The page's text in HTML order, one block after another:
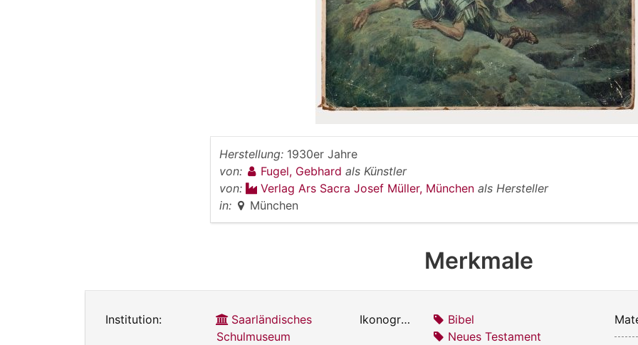
Herstellung: 1930er Jahre
von:
Fugel, Gebhard als Künstler
von:
Verlag Ars Sacra Josef Müller, München als Hersteller
in:
München
Merkmale
Institution:
Saarländisches
Schulmuseum
Ikonografie:
Bibel
Neues Testament